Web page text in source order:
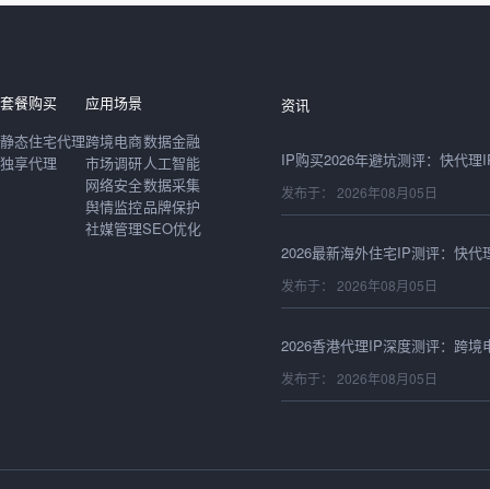
套餐购买
静态住宅代理
独享代理
应用场景
跨境电商
市场调研
网络安全
舆情监控
社媒管理
数据金融
人工智能
数据采集
品牌保护
SEO优化
资讯
发布于： 2026年08月06日
发布于： 2026年08月05日
发布于： 2026年08月05日
发布于： 2026年08月05日
发布于： 2026年08月05日